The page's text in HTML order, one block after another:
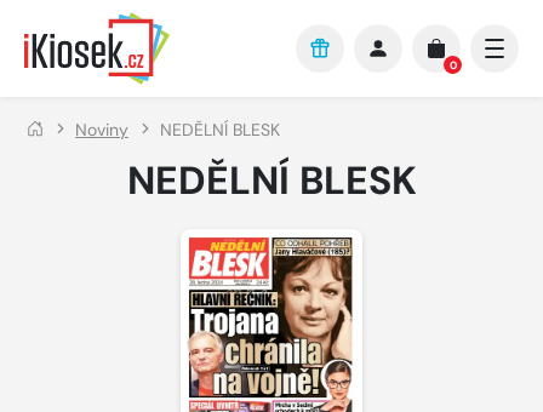
Přejít na hlavní obsah
0
Noviny NEDĚLNÍ BLESK
NEDĚLNÍ BLESK